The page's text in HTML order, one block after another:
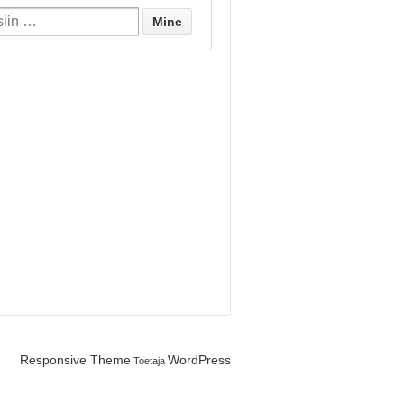
Responsive ThemeToetaja WordPress